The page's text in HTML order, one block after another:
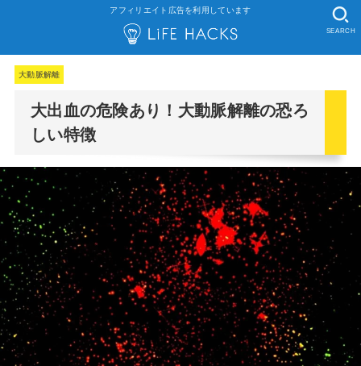
アフィリエイト広告を利用しています
SEARCH
大動脈解離
大出血の危険あり！大動脈解離の恐ろ
しい特徴